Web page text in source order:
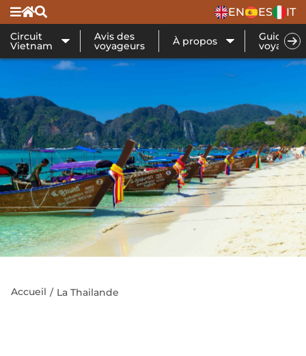
EN ES IT
Circuit
Vietnam
Avis des
voyageurs À propos Guide de
voyage
Accueil La Thailande